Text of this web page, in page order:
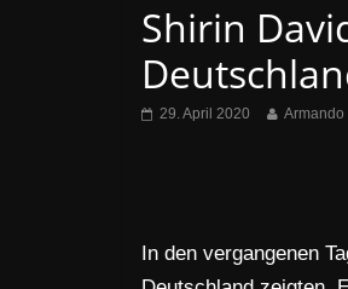
Shirin
29. April 2020 Armando
In den vergangenen